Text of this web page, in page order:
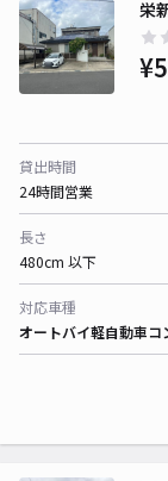
栄
貸出時間
24時間営業
長さ
480cm 以下
対応車種
オートバイ軽自動車コ